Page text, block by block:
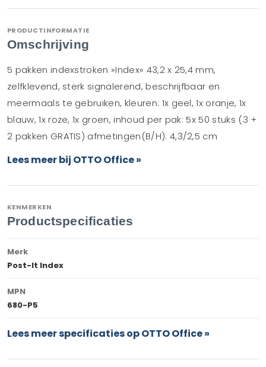
PRODUCTINFORMATIE
Omschrijving
5 pakken indexstroken »Index« 43,2 x 25,4 mm,
zelfklevend, sterk signalerend, beschrijfbaar en
meermaals te gebruiken, kleuren: 1x geel, 1x oranje, 1x
blauw, 1x roze, 1x groen, inhoud per pak: 5x 50 stuks (3 +
2 pakken GRATIS) afmetingen(B/H): 4,3/2,5 cm
Lees meer bij OTTO Office »
KENMERKEN
Productspecificaties
Merk
Post-It Index
MPN
680-P5
Lees meer specificaties op OTTO Office »